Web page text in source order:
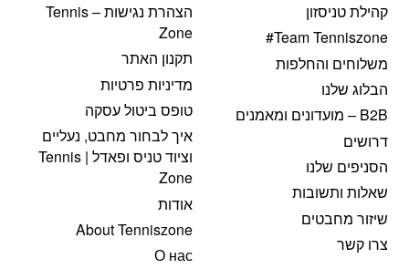
קהילת טניסזון
Team Tenniszone#
משלוחים והחלפות
הבלוג שלנו
B2B – מועדונים ומאמנים
דרושים
הסניפים שלנו
שאלות ותשובות
שיזור מחבטים
צרו קשר
הצהרת נגישות – Tennis
Zone
תקנון האתר
מדיניות פרטיות
טופס ביטול עסקה
איך לבחור מחבט, נעליים
וציוד טניס ופאדל | Tennis
Zone
אודות
About Tenniszone
О нас